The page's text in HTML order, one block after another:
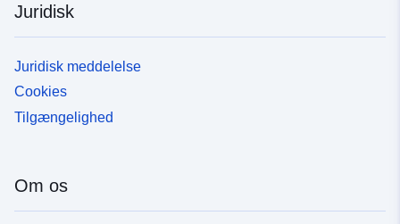
Juridisk
Juridisk meddelelse
Cookies
Tilgængelighed
Om os